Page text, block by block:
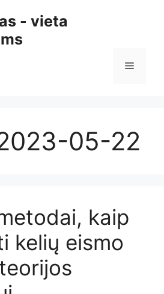
- vieta
Meniu
05-22
kaip
kelių eismo